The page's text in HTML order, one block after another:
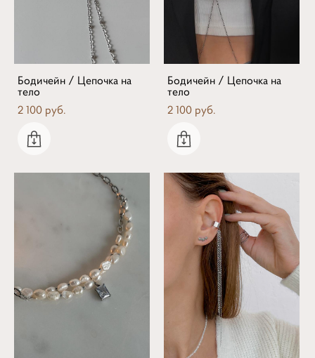
Бодичейн / Цепочка на
тело
2 100 pуб.
Бодичейн / Цепочка на
тело
2 100 pуб.